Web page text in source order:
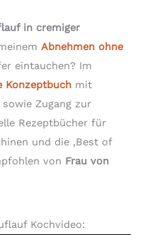
in cremiger
Abnehmen ohne
eintauchen? Im
Konzeptbuch mit
Zugang zur
Rezeptbücher für
und die ‚Best of
von Frau von
Kochvideo: